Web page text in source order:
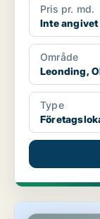
Pris pr. md.
Inte angivet
Område
Leonding,
Type
Lokaler i